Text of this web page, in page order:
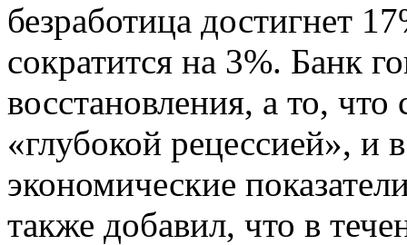
безработица достигнет
сократится на 3%. Банк
восстановления, а то, что
«глубокой рецессией», и
экономические
также добавил, что в